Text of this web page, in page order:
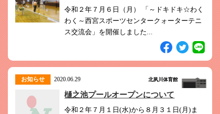
令和２年７月６日（月） 「～ドキドキ☆わく
わく～西宮スポーツセンタークォーターテニ
ス交流会」を開催しました...
お知らせ 2020.06.29 北夙川体育館
樋之池プールオープンについて
令和２年７月１日(水)から８月３１日(月)ま
新規会員登録
こちら